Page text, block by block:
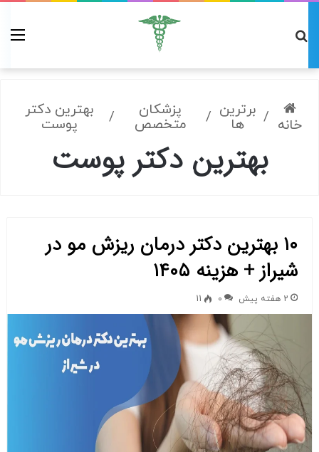
خانه / برترین
ها / پزشکان
متخصص / بهترین دکتر
پوست
بهترین دکتر پوست
۱۰ بهترین دکتر درمان ریزش مو در
شیراز + هزینه ۱۴۰۵
2 هفته پیش 0
11